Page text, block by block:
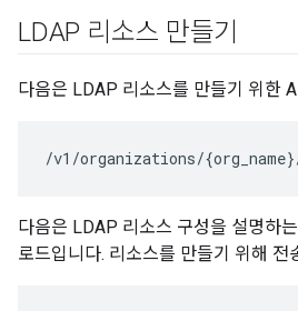
LDAP 리소스 만들기
다음은 LDAP 리소스를 만들기 위한
/v1/organizations/
다음은 LDAP 리소스 구성을 설명하
로드입니다. 리소스를 만들기 위해 전